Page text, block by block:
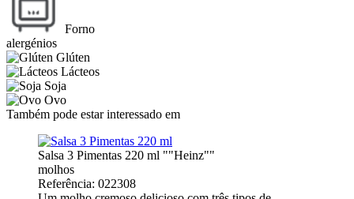
Forno
alergénios
Glúten
Lácteos
Soja
Ovo
Também pode estar interessado em
Salsa 3 Pimentas 220 ml ""Heinz""
molhos
Referência: 022308